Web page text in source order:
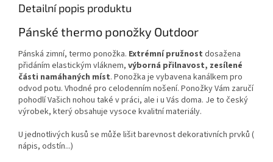
Detailní popis produktu
Pánské thermo ponožky Outdoor
Pánská zimní, termo ponožka. Extrémní pružnost dosažena
přidáním elastickým vláknem, výborná přilnavost, zesílené
části namáhaných míst. Ponožka je vybavena kanálkem pro
odvod potu. Vhodné pro celodenním nošení. Ponožky Vám zaručí
pohodlí Vašich nohou také v práci, ale i u Vás doma. Je to český
výrobek, který obsahuje vysoce kvalitní materiály.
U jednotlivých kusů se může lišit barevnost dekorativních prvků (
nápis, odstín...)